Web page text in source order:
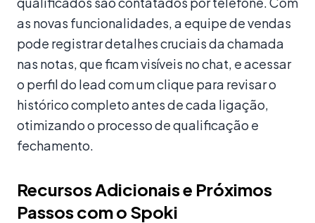
as novas funcionalidades, a equipe de vendas
pode registrar detalhes cruciais da chamada
nas notas, que ficam visíveis no chat, e acessar
o perfil do lead com um clique para revisar o
histórico completo antes de cada ligação,
otimizando o processo de qualificação e
fechamento.
Recursos Adicionais e Próximos
Passos com o Spoki